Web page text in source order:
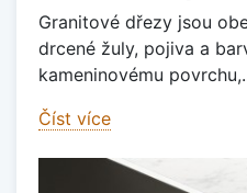
Granitové dřezy jsou
drcené žuly, pojiva a
kameninovému
Číst více